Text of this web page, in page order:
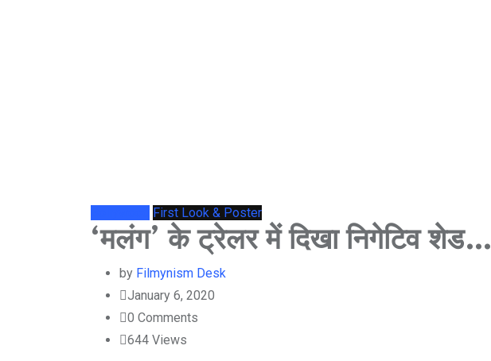
First Look & Poster
‘मलंग’ के ट्रेलर में दिखा निगेटिव शेड…
by Filmynism Desk
January 6, 2020
0 Comments
644 Views